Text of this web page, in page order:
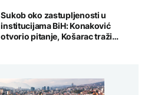
Sukob oko zastupljenosti u
institucijama BiH: Konaković
otvorio pitanje, Košarac traži